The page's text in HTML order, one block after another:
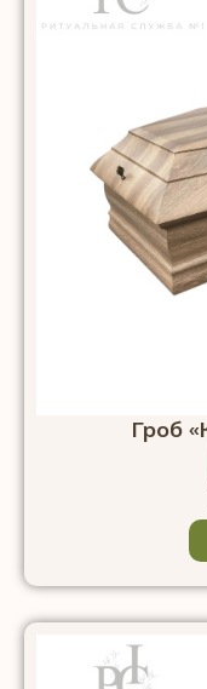
Гроб